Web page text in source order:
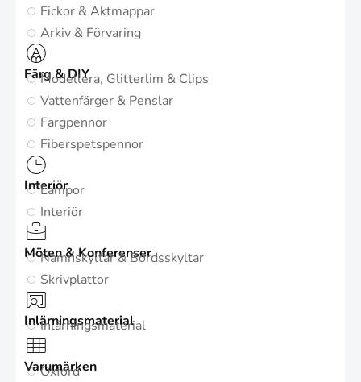
Fickor & Aktmappar
Arkiv & Förvaring
Färg & DIY
Modellera, Glitterlim & Clips
Vattenfärger & Penslar
Färgpennor
Fiberspetspennor
Interiör
Lampor
Interiör
Möten & Konferenser
Namnskyltar & Bordsskyltar
Skrivplattor
Inlärningsmaterial
Inlärningsmaterial
Varumärken
Oxford